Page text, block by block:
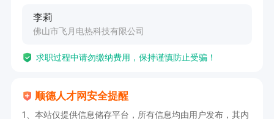
李莉
佛山市飞月电热科技有限公司
求职过程中请勿缴纳费用，保持谨慎防止受骗！
顺德人才网安全提醒
1、本站仅提供信息储存平台，所有信息均由用户发布，其内